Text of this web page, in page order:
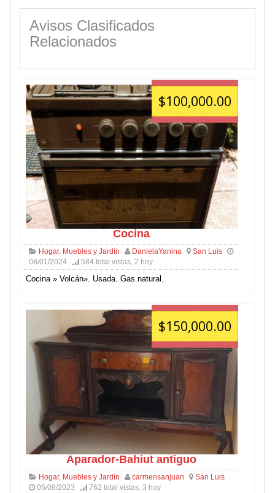
Avisos Clasificados
Relacionados
$100,000.00
Cocina
Hogar, Muebles y Jardín DanielaYanina
San Luis
08/01/2024
584 total vistas, 2 hoy
Cocina » Volcán». Usada. Gas natural.
$150,000.00
Aparador-Bahiut antiguo
Hogar, Muebles y Jardín carmensanjuan
San Luis
05/08/2023
762 total vistas, 3 hoy